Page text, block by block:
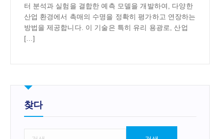
터 분석과 실험을 결합한 예측 모델을 개발하여, 다양한
산업 환경에서 촉매의 수명을 정확히 평가하고 연장하는
방법을 제공합니다. 이 기술은 특히 유리 용광로, 산업
[…]
찾다